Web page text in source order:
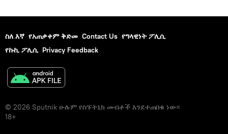
ስለ እኛ የአጠቃቀም ቅድመ Contact Us የግላዊነት ፖሊሲ
የኩኪ ፖሊሲ Privacy Feedback
© 2026 Sputnik ሁሉም የስፑትኒክ መብቶች እንደተጠበቁ ነው፡፡
18+